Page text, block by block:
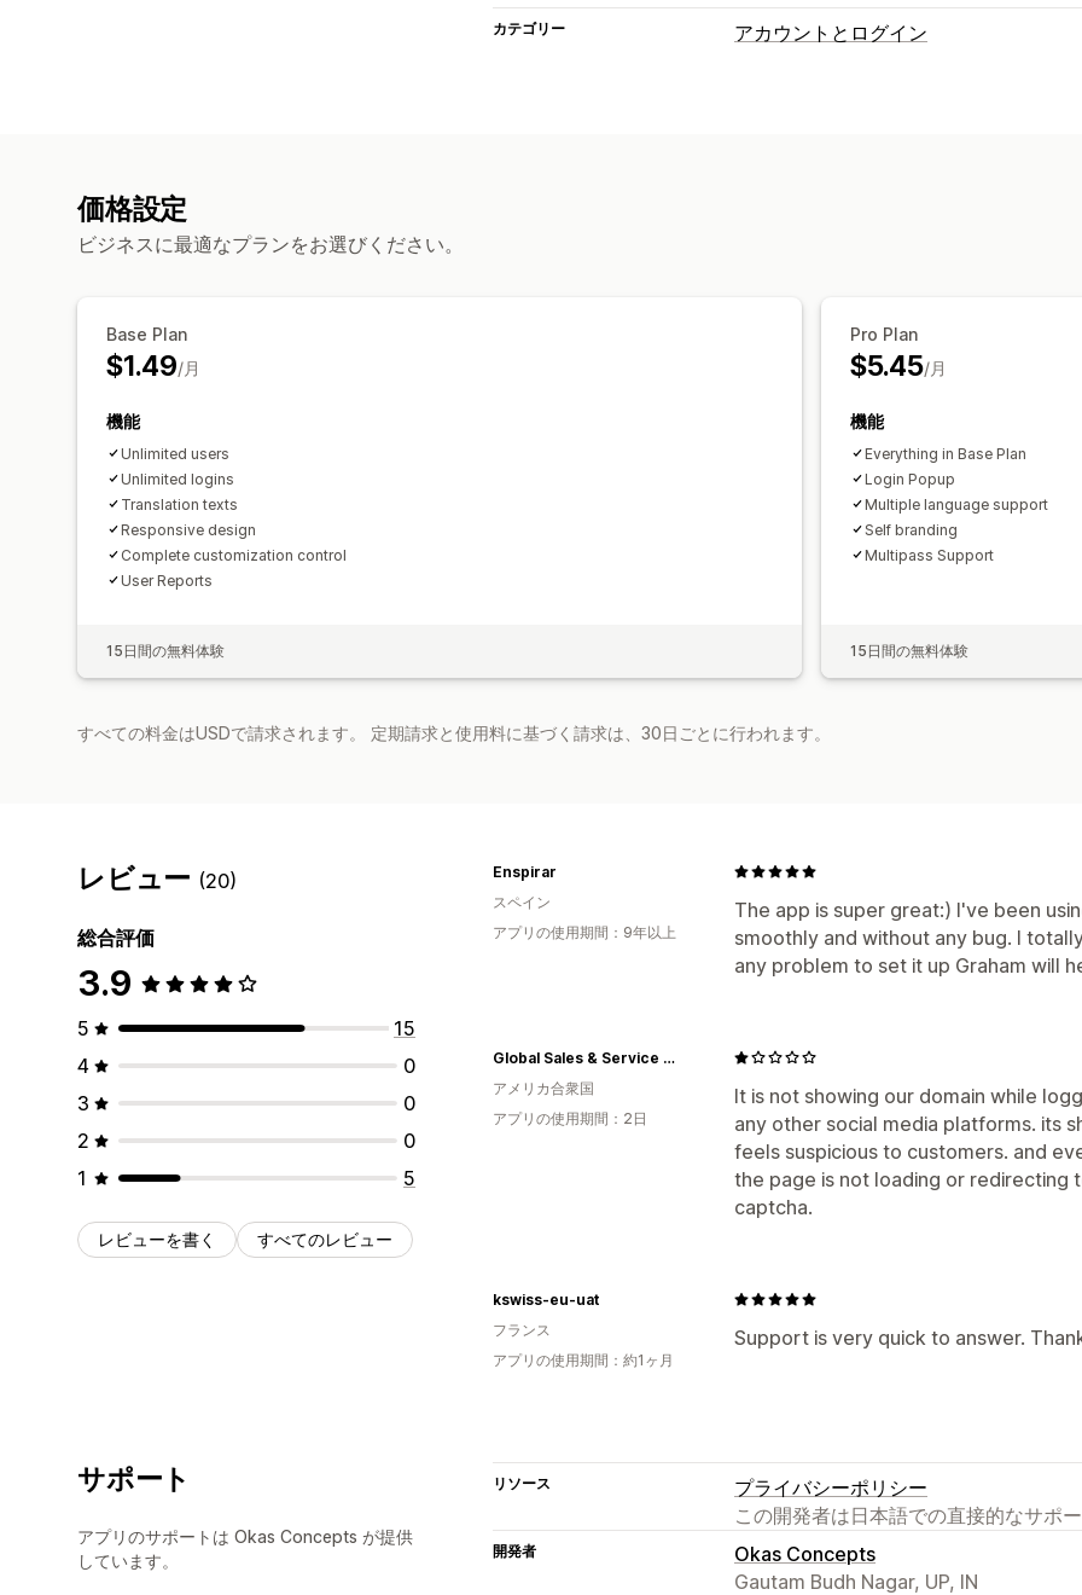
カテゴリー アカウントとログイン
価格設定
ビジネスに最適なプランをお選びください。
Base Plan
$1.49/月
機能
Unlimited users
Unlimited logins
Translation texts
Responsive design
Complete customization control
User Reports
15日間の無料体験
Pro Plan
$5.45/月
機能
Everything in Base Plan
Login Popup
Multiple language support
Self branding
Multipass Support
15日間の無料体験
すべての料金はUSDで請求されます。 定期請求と使用料に基づく請求は、30日ごとに行われます。
レビュー (20)
総合評価
3.9
5
15
4
0
3
0
2
0
1
5
レビューを書く すべてのレビュー
The app is super great:) I've been
smoothly and without any bug. I
any problem to set it up Graham will
Enspirar
スペイン
アプリの使用期間：9年以上
It is not showing our domain while
any other social media platforms. its
feels suspicious to customers. and
the page is not loading or redirecting
captcha.
Global Sales & Service Ecommerce
アメリカ合衆国
アプリの使用期間：2日
Support is very quick to answer.
kswiss-eu-uat
フランス
アプリの使用期間：約1ヶ月
サポート
アプリのサポートは Okas Concepts が提供
しています。
リソース
プライバシーポリシー
この開発者は日本語での直接的なサポ
開発者
Okas Concepts
Gautam Budh Nagar, UP, IN